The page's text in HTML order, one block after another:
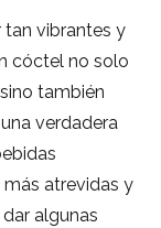
tan vibrantes y
cóctel no solo
también
verdadera
atrevidas y
algunas